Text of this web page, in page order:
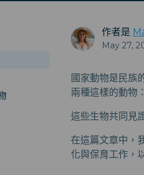
作者是
May 27,
國家動物是民族
兩種這樣的動物
這些生物共同見
在這篇文章中，
化與保育工作，